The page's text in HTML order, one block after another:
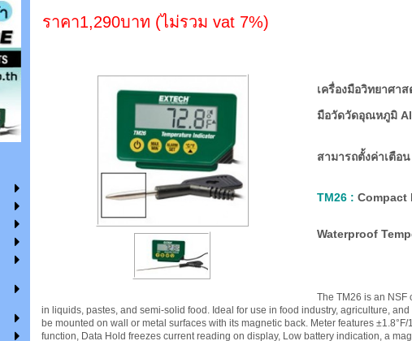
ราคา1,290บาท (ไม่รวม vat 7%)
เครื่องมือวิทยาศา
มือวัดวัดอุณหภูมิ
สามารถตั้งค่าเตือ
TM26 : Compact
Waterproof
The TM26 is an NSF
in liquids, pastes, and semi-solid food. Ideal for use in food industry, agriculture,
be mounted on wall or metal surfaces with its magnetic back. Meter features
function, Data Hold freezes current reading on display, Low battery indication, a